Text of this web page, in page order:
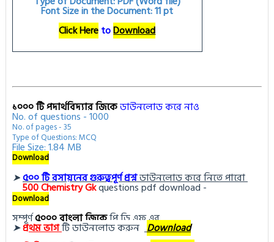
Font Size in the Document: 11 pt
Click HeretoDownload
১০০০ টি পদার্থবিদ্যার জিকেডাউনলোড করে নাও
No. of questions - 1000
No. of pages - 35
Type of Questions: MCQ
File Size: 1.84 MB
Download
➤৫০০ টি রসায়নের গুরুত্বপূর্ণ প্রশ্নডাউনলোড করে নিতে পারো
500Chemistry Gkquestions pdf download -
Download
সম্পূর্ণ৫০০০ বাংলা জিকেপি ডি এফ এর
➤প্রথম ভাগটি ডাউনলোড করুন Download